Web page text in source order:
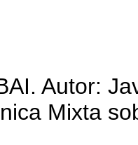
Autor:
Mixta